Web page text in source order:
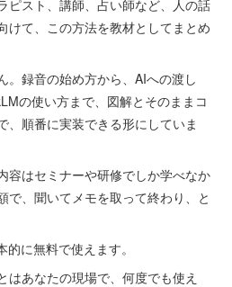
ピスト、講師、占い師など、人の話
けて、この方法を教材としてまとめ
。録音の始め方から、AIへの渡し
の使い方まで、図解とそのままコ
、順番に実装できる形にしていま
容はセミナーや研修でしか学べなか
で、聞いてメモを取って終わり、と
に無料で使えます。
はあなたの現場で、何度でも使え